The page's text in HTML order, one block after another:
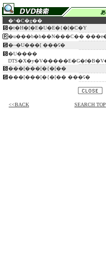
�^�C�g��
�t�H�[�E�U�E�{�[�C�Y
�~�U���[ ���ʕ�
�U����
���[���[�{�[��
���[���[�{�[�� ���ʕ�
<<BACK SEARCH TOP